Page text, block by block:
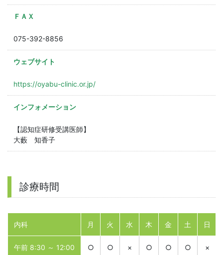
ＦＡＸ
075-392-8856
ウェブサイト
https://oyabu-clinic.or.jp/
インフォメーション
【認知症研修受講医師】
大藪 知香子
診療時間
内科 月 火 水 木 金 土 日
午前 8:30 ～ 12:00 ○ ○ × ○ ○ ○ ×